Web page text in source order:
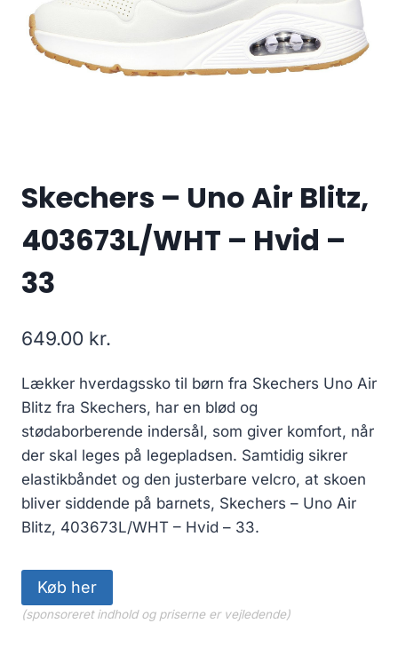
Skechers – Uno Air Blitz,
403673L/WHT – Hvid –
33
649.00 kr.
Lækker hverdagssko til børn fra Skechers Uno Air
Blitz fra Skechers, har en blød og
stødaborberende indersål, som giver komfort, når
der skal leges på legepladsen. Samtidig sikrer
elastikbåndet og den justerbare velcro, at skoen
bliver siddende på barnets, Skechers – Uno Air
Blitz, 403673L/WHT – Hvid – 33.
Køb her
(sponsoreret indhold og priserne er vejledende)